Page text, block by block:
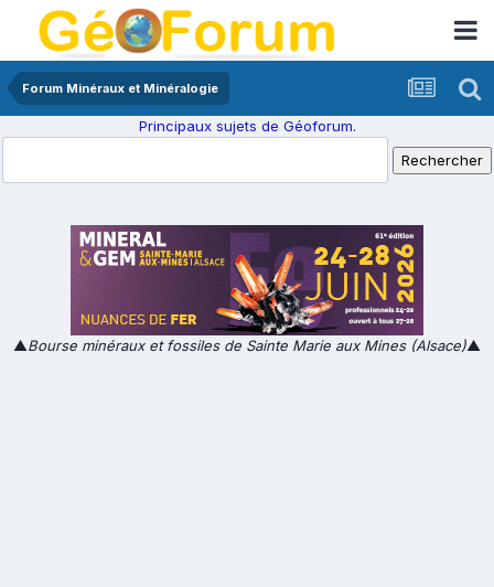
Forum Minéraux et Minéralogie
Principaux sujets de Géoforum.
▲Bourse minéraux et fossiles de Sainte Marie aux Mines (Alsace)▲